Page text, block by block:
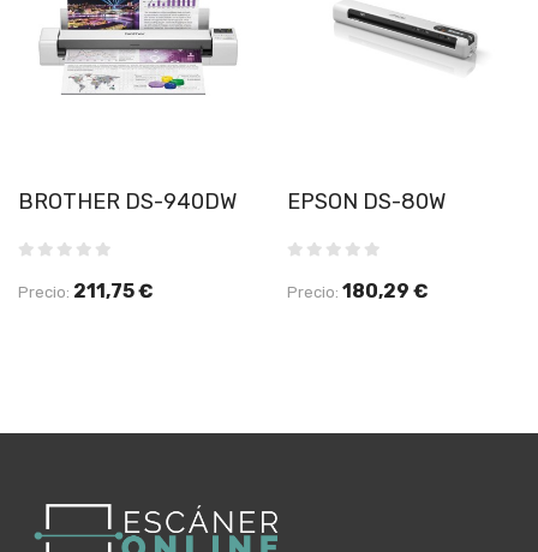
BROTHER DS-940DW
Precio: 211,75 €
EPSON DS-80W
Precio: 180,29 €